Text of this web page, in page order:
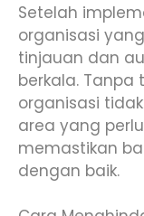
Setelah
organisasi
tinjauan dan
berkala.
organisasi
area yang
memastikan
dengan baik.